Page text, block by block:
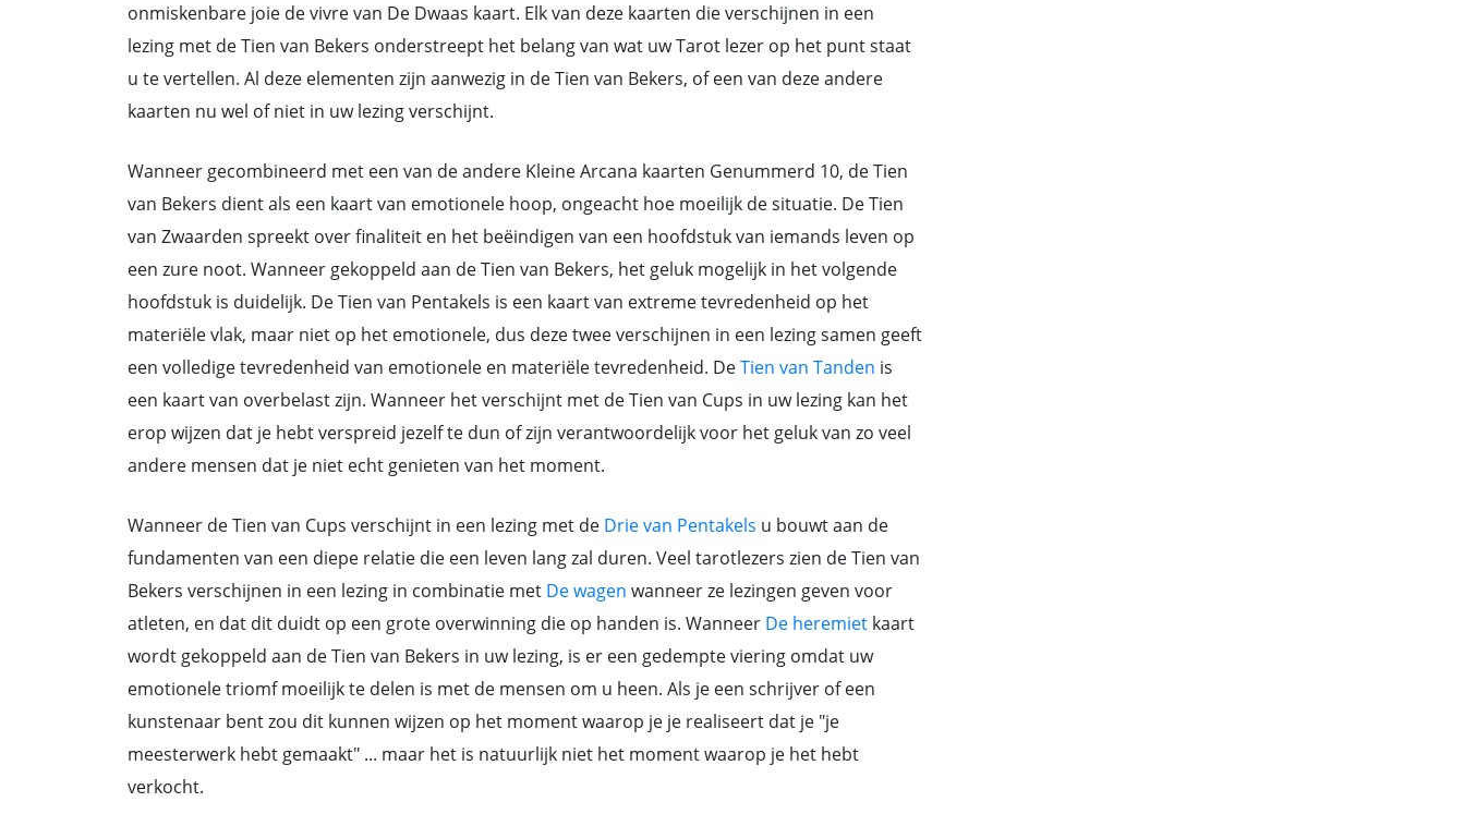
onmiskenbare joie de vivre van De Dwaas kaart. Elk van deze kaarten die verschijnen in een
lezing met de Tien van Bekers onderstreept het belang van wat uw Tarot lezer op het punt staat
u te vertellen. Al deze elementen zijn aanwezig in de Tien van Bekers, of een van deze andere
kaarten nu wel of niet in uw lezing verschijnt.
Wanneer gecombineerd met een van de andere Kleine Arcana kaarten Genummerd 10, de Tien
van Bekers dient als een kaart van emotionele hoop, ongeacht hoe moeilijk de situatie. De Tien
van Zwaarden spreekt over finaliteit en het beëindigen van een hoofdstuk van iemands leven op
een zure noot. Wanneer gekoppeld aan de Tien van Bekers, het geluk mogelijk in het volgende
hoofdstuk is duidelijk. De Tien van Pentakels is een kaart van extreme tevredenheid op het
materiële vlak, maar niet op het emotionele, dus deze twee verschijnen in een lezing samen geeft
een volledige tevredenheid van emotionele en materiële tevredenheid. DeTien van Tanden is
een kaart van overbelast zijn. Wanneer het verschijnt met de Tien van Cups in uw lezing kan het
erop wijzen dat je hebt verspreid jezelf te dun of zijn verantwoordelijk voor het geluk van zo veel
andere mensen dat je niet echt genieten van het moment.
Wanneer de Tien van Cups verschijnt in een lezing met de Drie van Pentakels u bouwt aan de
fundamenten van een diepe relatie die een leven lang zal duren. Veel tarotlezers zien de Tien van
Bekers verschijnen in een lezing in combinatie met De wagen wanneer ze lezingen geven voor
atleten, en dat dit duidt op een grote overwinning die op handen is. Wanneer De heremiet kaart
wordt gekoppeld aan de Tien van Bekers in uw lezing, is er een gedempte viering omdat uw
emotionele triomf moeilijk te delen is met de mensen om u heen. Als je een schrijver of een
kunstenaar bent zou dit kunnen wijzen op het moment waarop je je realiseert dat je "je
meesterwerk hebt gemaakt" ... maar het is natuurlijk niet het moment waarop je het hebt
verkocht.